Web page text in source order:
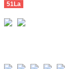
51La